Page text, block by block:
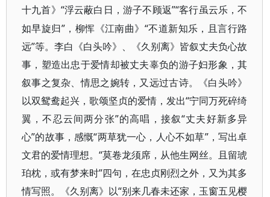
十九首》 “浮云蔽白日，游子不顾返”“客行虽云乐，不
如早旋归”，柳恽《江南曲》“不道新知乐，且言行路
远”等。李白《白头吟》、《久别离》皆叙丈夫负心故
事，塑造出忠于爱情却被丈夫辜负的游子妇形象，其
叙事之复杂、情思之婉转，又远过古诗。《白头吟》
以双鸳鸯起兴，歌颂坚贞的爱情，发出“宁同万死碎绮
翼，不忍云间两分张”的高唱，接叙“丈夫好新多异
心”的故事，感慨“两草犹一心，人心不如草”，写出卓
文君的爱情理想。“莫卷龙须席，从他生网丝。且留琥
珀枕，或有梦来时”四句，在忠贞刚烈之外，又为其多
情写照。《久别离》以“别来几春未还家，玉窗五见樱